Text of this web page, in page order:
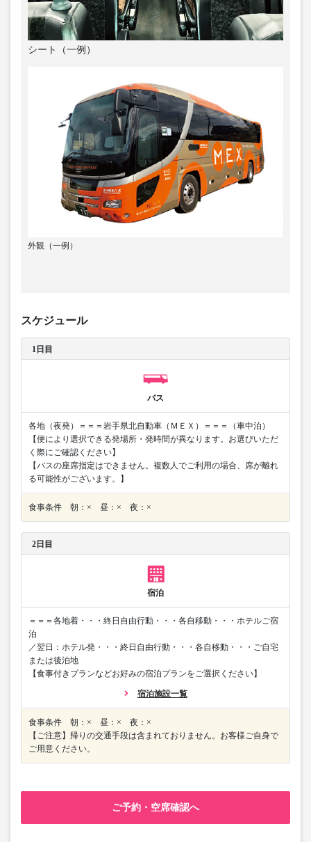
シート（一例）
外観（一例）
スケジュール
1日目
バス
各地（夜発）＝＝＝岩手県北自動車（ＭＥＸ）＝＝＝（車中泊）
【便により選択できる発場所・発時間が異なります。お選びいただ
く際にご確認ください】
【バスの座席指定はできません。複数人でご利用の場合、席が離れ
る可能性がございます。】
食事条件 朝：× 昼：× 夜：×
2日目
宿泊
＝＝＝各地着・・・終日自由行動・・・各自移動・・・ホテルご宿
泊
／翌日：ホテル発・・・終日自由行動・・・各自移動・・・ご自宅
または後泊地
【食事付きプランなどお好みの宿泊プランをご選択ください】
宿泊施設一覧
食事条件 朝：× 昼：× 夜：×
【ご注意】帰りの交通手段は含まれておりません。お客様ご自身で
ご用意ください。
ご予約・空席確認へ